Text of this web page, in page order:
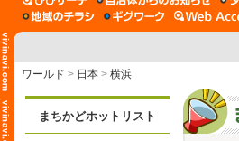
ワールド > 日本 > 横浜
まちかどホットリスト